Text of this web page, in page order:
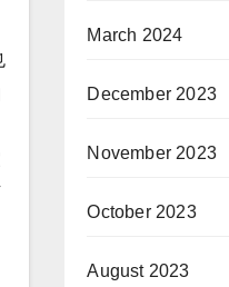
March 2024
December 2023
November 2023
October 2023
August 2023